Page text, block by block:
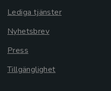
Lediga tjänster
Nyhetsbrev
Press
Tillgänglighet